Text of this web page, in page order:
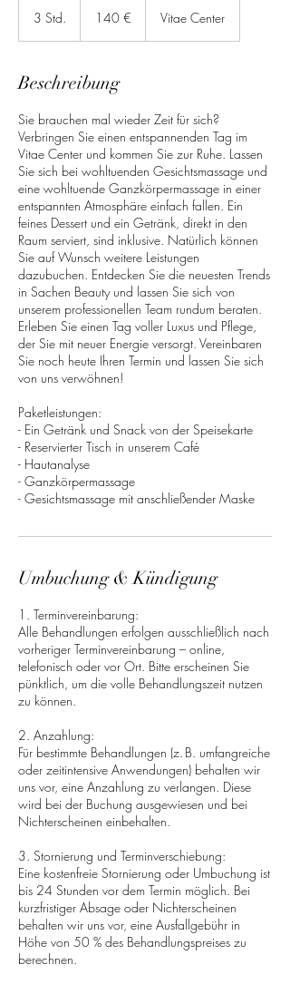
3 Std.
.
140 € Vitae Center
Beschreibung
Sie brauchen mal wieder Zeit für sich?
Verbringen Sie einen entspannenden Tag im
Vitae Center und kommen Sie zur Ruhe. Lassen
Sie sich bei wohltuenden Gesichtsmassage und
eine wohltuende Ganzkörpermassage in einer
entspannten Atmosphäre einfach fallen. Ein
feines Dessert und ein Getränk, direkt in den
Raum serviert, sind inklusive. Natürlich können
Sie auf Wunsch weitere Leistungen
dazubuchen. Entdecken Sie die neuesten Trends
in Sachen Beauty und lassen Sie sich von
unserem professionellen Team rundum beraten.
Erleben Sie einen Tag voller Luxus und Pflege,
der Sie mit neuer Energie versorgt. Vereinbaren
Sie noch heute Ihren Termin und lassen Sie sich
von uns verwöhnen!
Paketleistungen:
- Ein Getränk und Snack von der Speisekarte
- Reservierter Tisch in unserem Café
- Hautanalyse
- Ganzkörpermassage
- Gesichtsmassage mit anschließender Maske
Umbuchung & Kündigung
1. Terminvereinbarung:
Alle Behandlungen erfolgen ausschließlich nach
vorheriger Terminvereinbarung – online,
telefonisch oder vor Ort. Bitte erscheinen Sie
pünktlich, um die volle Behandlungszeit nutzen
zu können.
2. Anzahlung:
Für bestimmte Behandlungen (z. B. umfangreiche
oder zeitintensive Anwendungen) behalten wir
uns vor, eine Anzahlung zu verlangen. Diese
wird bei der Buchung ausgewiesen und bei
Nichterscheinen einbehalten.
3. Stornierung und Terminverschiebung:
Eine kostenfreie Stornierung oder Umbuchung ist
bis 24 Stunden vor dem Termin möglich. Bei
kurzfristiger Absage oder Nichterscheinen
behalten wir uns vor, eine Ausfallgebühr in
Höhe von 50 % des Behandlungspreises zu
berechnen.